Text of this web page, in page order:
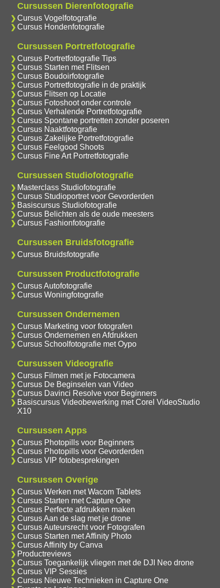
Cursussen Dierenfotografie
Cursus Vogelfotografie
Cursus Hondenfotografie
Cursussen Portretfotografie
Cursus Portretfotografie Tips
Cursus Starten met Flitsen
Cursus Boudoirfotografie
Cursus Portretfotografie in de praktijk
Cursus Flitsen op Locatie
Cursus Fotoshoot onder controle
Cursus Verhalende Portretfotografie
Cursus Spontane portretten zonder poseren
Cursus Naaktfotografie
Cursus Zakelijke Portretfotografie
Cursus Feelgood Shoots
Cursus Fine Art Portretfotografie
Cursussen Studiofotografie
Masterclass Studiofotografie
Cursus Studioportret voor Gevorderden
Basiscursus Studiofotografie
Cursus Belichten als de oude meesters
Cursus Fashionfotografie
Cursussen Bruidsfotografie
Cursus Bruidsfotografie
Cursussen Productfotografie
Cursus Autofotografie
Cursus Woningfotografie
Cursussen Ondernemen
Cursus Marketing voor fotografen
Cursus Ondernemen en Afdrukken
Cursus Schoolfotografie met Oypo
Cursussen Videografie
Cursus Filmen met je Fotocamera
Cursus De Beginselen van Video
Cursus Davinci Resolve voor Beginners
Basiscursus Videobewerking met Corel VideoStudio
X10
Cursussen Apps
Cursus Photopills voor Beginners
Cursus Photopills voor Gevorderden
Cursus VIP fotobesprekingen
Cursussen Overige
Cursus Werken met Wacom Tablets
Cursus Starten met Capture One
Cursus Perfecte afdrukken maken
Cursus Aan de slag met je drone
Cursus Auteursrecht voor Fotografen
Cursus Starten met Affinity Photo
Cursus Affinity by Canva
Productreviews
Cursus Toegankelijk vliegen met de DJI Neo drone
Cursus VIP Sessies
Cursus Nieuwe Technieken in Capture One